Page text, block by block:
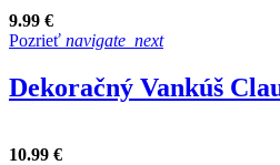
9.99 €
Pozrieť navigate_next
Dekoračný Vankúš
10.99 €